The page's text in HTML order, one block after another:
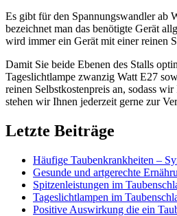
Es gibt für den Spannungswandler ab
bezeichnet man das benötigte Gerät
wird immer ein Gerät mit einer reinen
Damit Sie beide Ebenen des Stalls
Tageslichtlampe zwanzig Watt E27
reinen Selbstkostenpreis an, sodass
stehen wir Ihnen jederzeit gerne zur
Letzte Beiträge
Häufige Taubenkrankheiten –
Gesunde und artgerechte
Spitzenleistungen im
Tageslichtlampen im
Positive Auswirkung die ein